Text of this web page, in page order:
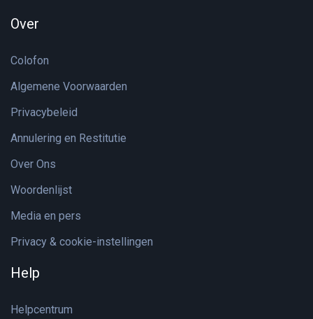
Over
Colofon
Algemene Voorwaarden
Privacybeleid
Annulering en Restitutie
Over Ons
Woordenlijst
Media en pers
Privacy & cookie-instellingen
Help
Helpcentrum